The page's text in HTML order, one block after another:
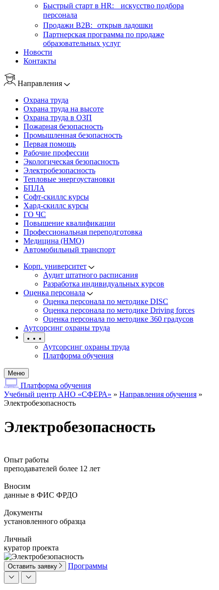
Быстрый старт в HR: искусство подбора
персонала
Продажи B2B: открыв ладошки
Партнерская программа по продаже
образовательных услуг
Новости
Контакты
Направления
Охрана труда
Охрана труда на высоте
Охрана труда в ОЗП
Пожарная безопасность
Промышленная безопасность
Первая помощь
Рабочие профессии
Экологическая безопасность
Электробезопасность
Тепловые энергоустановки
БПЛА
Софт-скиллс курсы
Хард-скиллс курсы
ГО ЧС
Повышение квалификации
Профессиональная переподготовка
Медицина (НМО)
Автомобильный транспорт
Корп. университет
Аудит штатного расписания
Разработка индивидуальных курсов
Оценка персонала
Оценка персонала по методике DISC
Оценка персонала по методике Driving forces
Оценка персонала по методике 360 градусов
Аутсорсинг охраны труда
Аутсорсинг охраны труда
Платформа обучения
Меню
Платформа обучения
Учебный центр АНО «СФЕРА» » Направления обучения »
Электробезопасность
Электробезопасность
Опыт работы
преподавателей более 12 лет
Вносим
данные в ФИС ФРДО
Документы
установленного образца
Личный
куратор проекта
Оставить заявку Программы